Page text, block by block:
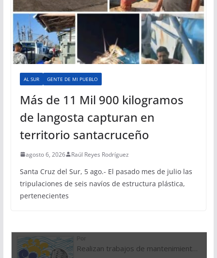
AL SUR GENTE DE MI PUEBLO
Más de 11 Mil 900 kilogramos
de langosta capturan en
territorio santacruceño
agosto 6, 2026 Raúl Reyes Rodríguez
Santa Cruz del Sur, 5 ago.- El pasado mes de julio las
tripulaciones de seis navíos de estructura plástica,
pertenecientes